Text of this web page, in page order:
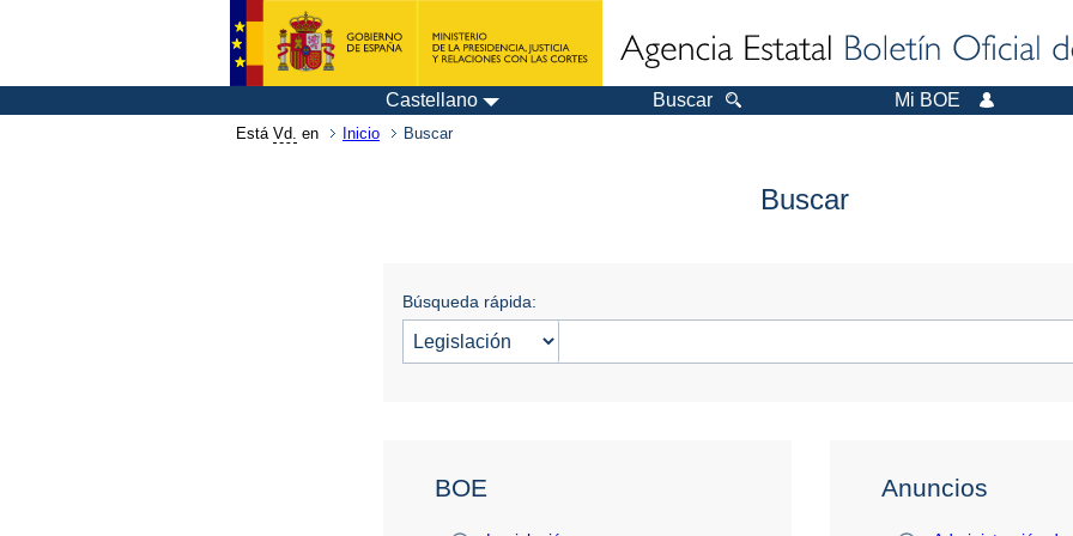
Castellano Buscar Mi BOE
Está Vd. en Inicio Buscar
Buscar
Búsqueda rápida:
BOE Anuncios